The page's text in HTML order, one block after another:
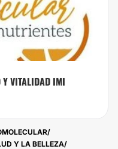
Y VITALIDAD IMI
Y LA BELLEZA